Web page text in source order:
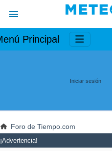
Principal
Iniciar sesión
Foro de Tiempo.com
¡Advertencia!